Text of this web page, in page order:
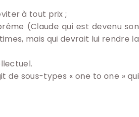
à tout prix ;
(Claude qui est devenu son
mais qui devrait lui rendre la
de sous-types « one to one » qui